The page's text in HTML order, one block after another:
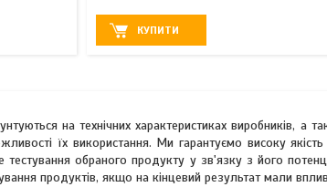
КУПИТИ
на технічних характеристиках виробників, а
їх використання. Ми гарантуємо високу
тестування обраного продукту у зв'язку з його
продуктів, якщо на кінцевий результат мали